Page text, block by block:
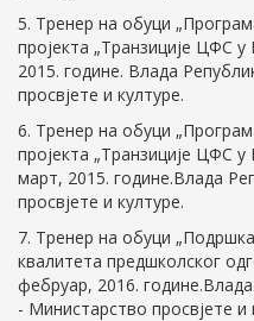
5. Тренер на обуци
пројекта „Транзиције ЦФС
2015. године. Влада
просвјете и културе.
6. Tренер на обуци
пројекта „Транзиције ЦФС
март, 2015. године.Влада
просвјете и културе.
7. Тренер на обуци
квалитета предшколског
фебруар, 2016.
- Министарство просвјете и